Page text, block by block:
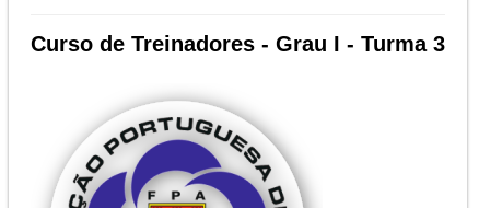
Curso de Treinadores - Grau I - Turma 3